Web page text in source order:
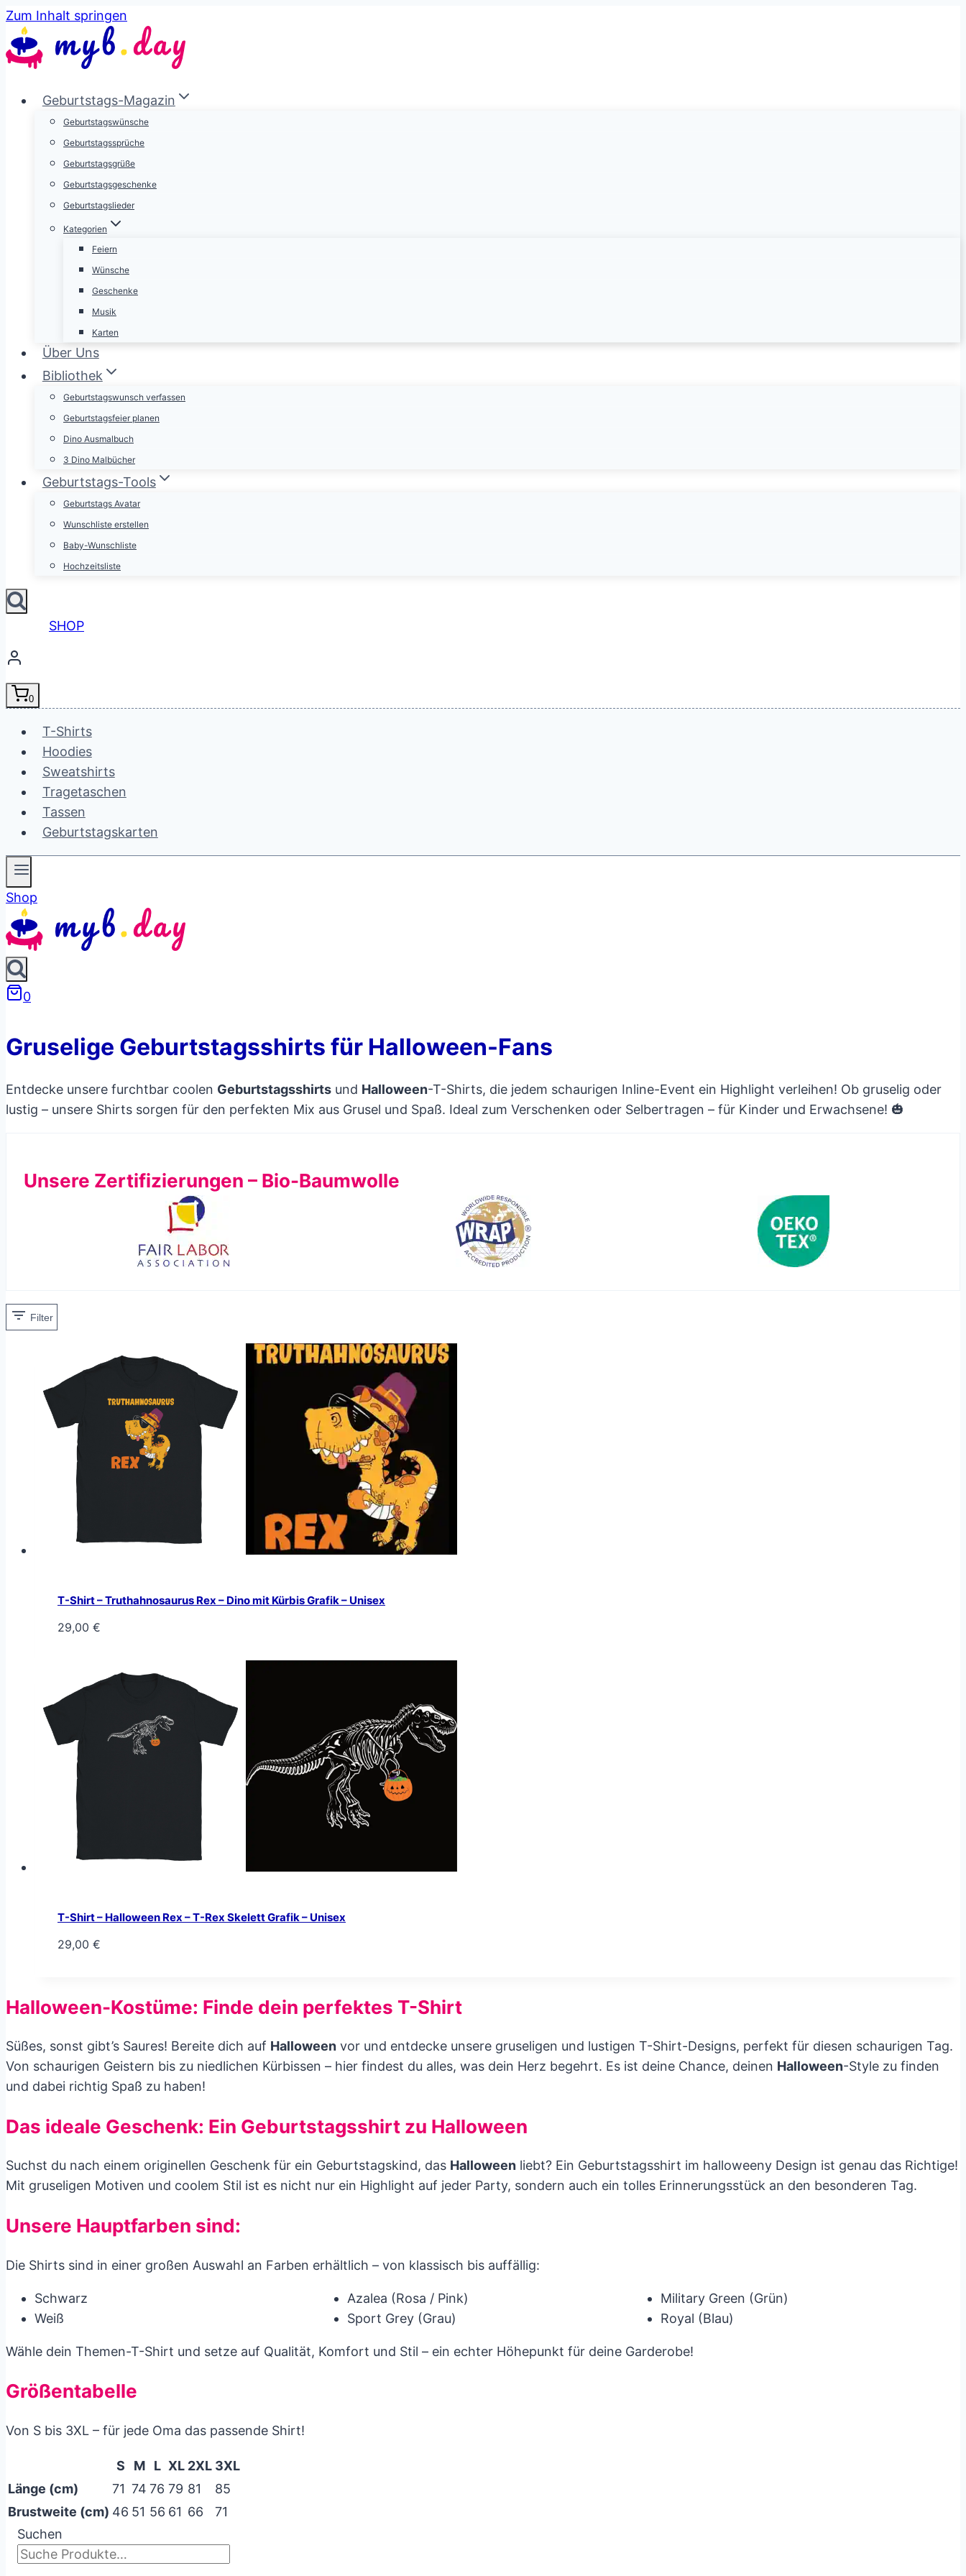
Zum Inhalt springen
Geburtstags-Magazin
Geburtstagswünsche
Geburtstagssprüche
Geburtstagsgrüße
Geburtstagsgeschenke
Geburtstagslieder
Kategorien
Feiern
Wünsche
Geschenke
Musik
Karten
Über Uns
Bibliothek
Geburtstagswunsch verfassen
Geburtstagsfeier planen
Dino Ausmalbuch
3 Dino Malbücher
Geburtstags-Tools
Geburtstags Avatar
Wunschliste erstellen
Baby-Wunschliste
Hochzeitsliste
SHOP
0
T-Shirts
Hoodies
Sweatshirts
Tragetaschen
Tassen
Geburtstagskarten
Shop
0
Gruselige Geburtstagsshirts für Halloween-Fans
Entdecke unsere furchtbar coolen Geburtstagsshirts und Halloween-T-Shirts, die jedem schaurigen Inline-Event ein Highlight verleihen! Ob gruselig oder
lustig – unsere Shirts sorgen für den perfekten Mix aus Grusel und Spaß. Ideal zum Verschenken oder Selbertragen – für Kinder und Erwachsene! 🎃
Unsere Zertifizierungen – Bio-Baumwolle
Filter
T-Shirt – Truthahnosaurus Rex – Dino mit Kürbis Grafik – Unisex
29,00 €
T-Shirt – Halloween Rex – T-Rex Skelett Grafik – Unisex
29,00 €
Halloween-Kostüme: Finde dein perfektes T-Shirt
Süßes, sonst gibt’s Saures! Bereite dich auf Halloween vor und entdecke unsere gruseligen und lustigen T-Shirt-Designs, perfekt für diesen schaurigen Tag.
Von schaurigen Geistern bis zu niedlichen Kürbissen – hier findest du alles, was dein Herz begehrt. Es ist deine Chance, deinen Halloween-Style zu finden
und dabei richtig Spaß zu haben!
Das ideale Geschenk: Ein Geburtstagsshirt zu Halloween
Suchst du nach einem originellen Geschenk für ein Geburtstagskind, das Halloween liebt? Ein Geburtstagsshirt im halloweeny Design ist genau das Richtige!
Mit gruseligen Motiven und coolem Stil ist es nicht nur ein Highlight auf jeder Party, sondern auch ein tolles Erinnerungsstück an den besonderen Tag.
Unsere Hauptfarben sind:
Die Shirts sind in einer großen Auswahl an Farben erhältlich – von klassisch bis auffällig:
Schwarz
Weiß
Azalea (Rosa / Pink)
Sport Grey (Grau)
Military Green (Grün)
Royal (Blau)
Wähle dein Themen-T-Shirt und setze auf Qualität, Komfort und Stil – ein echter Höhepunkt für deine Garderobe!
Größentabelle
Von S bis 3XL – für jede Oma das passende Shirt!
S M L XL 2XL 3XL
Länge (cm)
71 74 76 79 81
85
Brustweite (cm) 46 51 56 61 66
71
Suchen